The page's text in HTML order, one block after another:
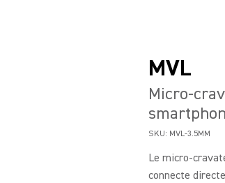
MVL
Micro-
SKU: MVL-3.5MM
Le micro-
connecte